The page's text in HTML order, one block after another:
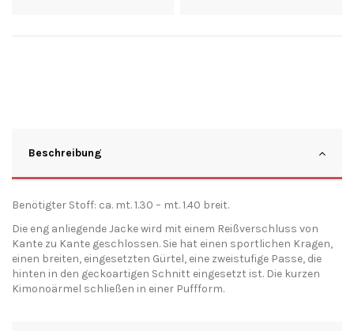
Beschreibung
Benötigter Stoff: ca. mt. 1.30 – mt. 1.40 breit.
Die eng anliegende Jacke wird mit einem Reißverschluss von
Kante zu Kante geschlossen. Sie hat einen sportlichen Kragen,
einen breiten, eingesetzten Gürtel, eine zweistufige Passe, die
hinten in den geckoartigen Schnitt eingesetzt ist. Die kurzen
Kimonoärmel schließen in einer Puffform.